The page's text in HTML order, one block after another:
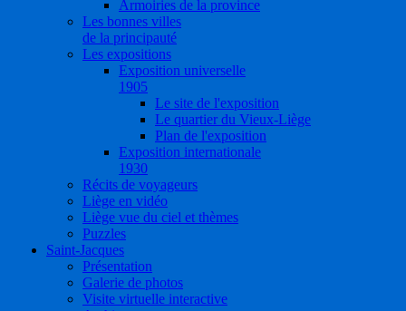
Armoiries de la province
Les bonnes villes
de la principauté
Les expositions
Exposition universelle
1905
Le site de l'exposition
Le quartier du Vieux-Liège
Plan de l'exposition
Exposition internationale
1930
Récits de voyageurs
Liège en vidéo
Liège vue du ciel et thèmes
Puzzles
Saint-Jacques
Présentation
Galerie de photos
Visite virtuelle interactive